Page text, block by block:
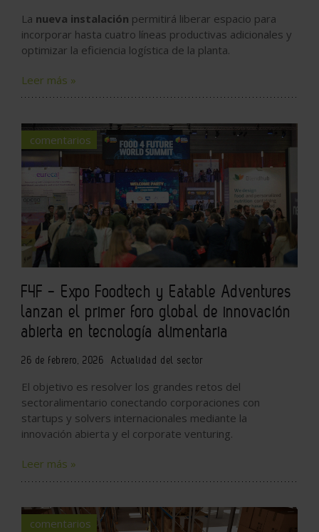
La nueva instalación permitirá liberar espacio para
incorporar hasta cuatro líneas productivas adicionales y
optimizar la eficiencia logística de la planta.
Leer más »
comentarios
F4F - Expo Foodtech y Eatable Adventures
lanzan el primer foro global de innovación
abierta en tecnología alimentaria
26 de febrero, 2026 Actualidad del sector
El objetivo es resolver los grandes retos del
sectoralimentario conectando corporaciones con
startups y solvers internacionales mediante la
innovación abierta y el corporate venturing.
Leer más »
comentarios